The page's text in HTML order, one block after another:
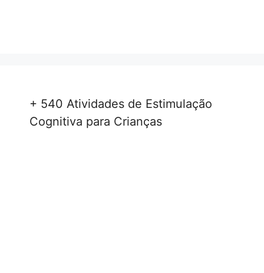
+ 540 Atividades de Estimulação
Cognitiva para Crianças